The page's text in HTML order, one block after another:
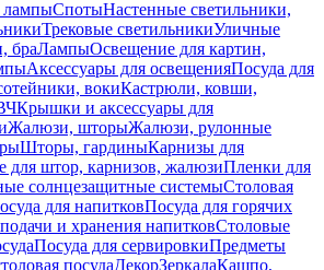
лампыСпотыНастенные светильники,
Трековые светильникиУличные
браЛампыОсвещение для картин,
Аксессуары для освещенияПосуда для
вокиКастрюли, ковши,
Крышки и аксессуары для
Жалюзи, шторыЖалюзи, рулонные
Шторы, гардиныКарнизы для
штор, карнизов, жалюзиПленки для
солнцезащитные системыСтоловая
для напитковПосуда для горячих
и хранения напитковСтоловые
Посуда для сервировкиПредметы
посудаДекорЗеркалаКашпо,